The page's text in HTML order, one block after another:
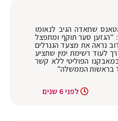
שחאדה הגיב לנאומו
"הגזען סער תוקף ומתפצל
נראה את מצעד הגנרלים
לעוד רשימת ימין שתציע
הפוליטי ללא קשר
בראשות הממשלה"
לפני 6 שנים